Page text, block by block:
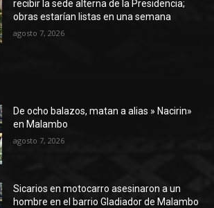
recibir la sede alterna de la Presidencia;
obras estarían listas en una semana
agosto 7, 2026
De ocho balazos, matan a alias » Nacirin»
en Malambo
agosto 7, 2026
Sicarios en motocarro asesinaron a un
hombre en el barrio Gladiador de Malambo